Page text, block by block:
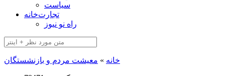
سیاست
تجارت‌خانه
راه نو نیوز
خانه » معیشت مردم و بازنشستگان